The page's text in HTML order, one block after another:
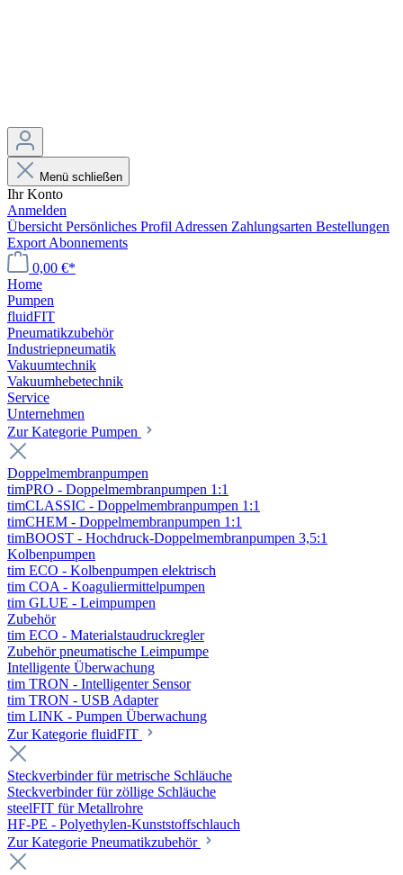
Menü schließen
Ihr Konto
Anmelden
Übersicht Persönliches Profil Adressen Zahlungsarten Bestellungen
Export Abonnements
0,00 €*
Home
Pumpen
fluidFIT
Pneumatikzubehör
Industriepneumatik
Vakuumtechnik
Vakuumhebetechnik
Service
Unternehmen
Zur Kategorie Pumpen
Doppelmembranpumpen
timPRO - Doppelmembranpumpen 1:1
timCLASSIC - Doppelmembranpumpen 1:1
timCHEM - Doppelmembranpumpen 1:1
timBOOST - Hochdruck-Doppelmembranpumpen 3,5:1
Kolbenpumpen
tim ECO - Kolbenpumpen elektrisch
tim COA - Koaguliermittelpumpen
tim GLUE - Leimpumpen
Zubehör
tim ECO - Materialstaudruckregler
Zubehör pneumatische Leimpumpe
Intelligente Überwachung
tim TRON - Intelligenter Sensor
tim TRON - USB Adapter
tim LINK - Pumpen Überwachung
Zur Kategorie fluidFIT
Steckverbinder für metrische Schläuche
Steckverbinder für zöllige Schläuche
steelFIT für Metallrohre
HF-PE - Polyethylen-Kunststoffschlauch
Zur Kategorie Pneumatikzubehör